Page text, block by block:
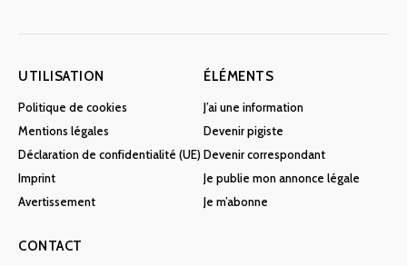
UTILISATION
Politique de cookies
Mentions légales
Déclaration de confidentialité (UE)
Imprint
Avertissement
ÉLÉMENTS
J’ai une information
Devenir pigiste
Devenir correspondant
Je publie mon annonce légale
Je m’abonne
CONTACT